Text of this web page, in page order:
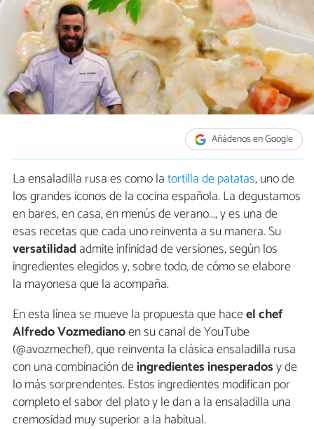
Añádenos en Google
La ensaladilla rusa es como latortilla de patatas, uno de
los grandes iconos de la cocina española. La degustamos
en bares, en casa, en menús de verano..., y es una de
esas recetas que cada uno reinventa a su manera. Su
versatilidadadmite infinidad de versiones, según los
ingredientes elegidos y, sobre todo, de cómo se elabore
la mayonesa que la acompaña.
En esta línea se mueve la propuesta que haceel chef
Alfredo Vozmedianoen su canal de YouTube
(@avozmechef), que reinventa la clásica ensaladilla rusa
con una combinación deingredientes inesperadosy de
lo más sorprendentes. Estos ingredientes modifican por
completo el sabor del plato y le dan a la ensaladilla una
cremosidad muy superior a la habitual.